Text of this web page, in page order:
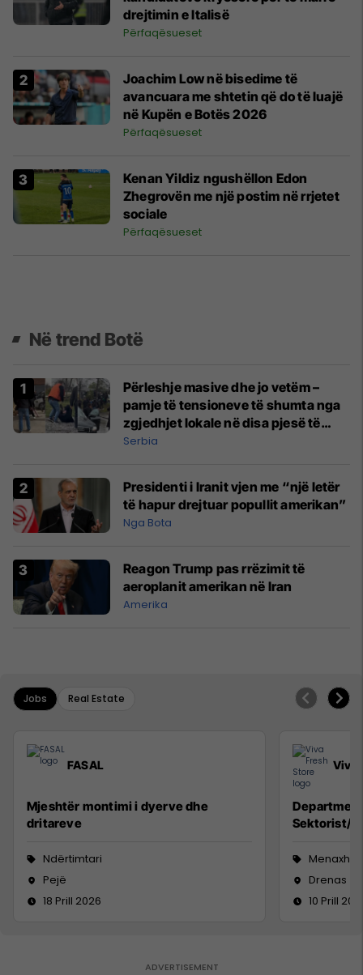
drejtimin e Italisë
Përfaqësueset
Joachim Low në bisedime të
avancuara me shtetin që do të luajë
në Kupën e Botës 2026
Përfaqësueset
Kenan Yildiz ngushëllon Edon
Zhegrovën me një postim në rrjetet
sociale
Përfaqësueset
Në trend Botë
Përleshje masive dhe jo vetëm –
pamje të tensioneve të shumta nga
zgjedhjet lokale në disa pjesë të
Serbisë
Serbia
Presidenti i Iranit vjen me “një letër
të hapur drejtuar popullit amerikan”
Nga Bota
Reagon Trump pas rrëzimit të
aeroplanit amerikan në Iran
Amerika
Jobs Real Estate
FASAL
Mjeshtër montimi i dyerve dhe
dritareve
Ndërtimtari
Pejë
18 Prill 2026
Viva
Sektorist/
Drenas
10 Prill